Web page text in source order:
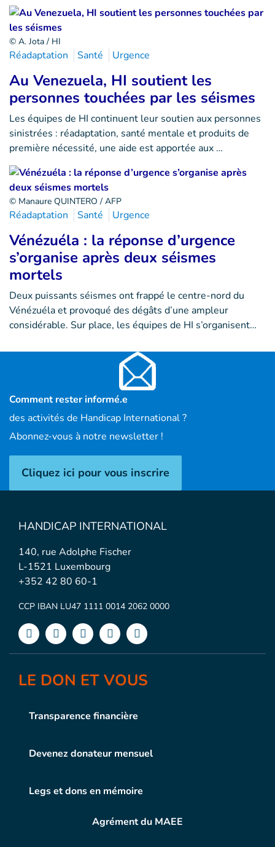
© A. Jota / HI
Réadaptation Santé Urgence
Au Venezuela, HI soutient les
personnes touchées par les séismes
Les équipes de HI continuent leur soutien aux personnes
sinistrées : réadaptation, santé mentale et produits de
première nécessité, une aide est apportée aux …
© Manaure QUINTERO / AFP
Réadaptation Santé Urgence
Vénézuéla : la réponse d’urgence
s’organise après deux séismes
mortels
Deux puissants séismes ont frappé le centre-nord du
Vénézuéla et provoqué des dégâts d’une ampleur
considérable. Sur place, les équipes de HI s’organisent…
Comment rester informé.e
des activités de Handicap International ?
Abonnez-vous à notre newsletter !
Cliquez ici pour vous inscrire
HANDICAP INTERNATIONAL
140, rue Adolphe Fischer
L-1521 Luxembourg
+352 42 80 60-1
CCP IBAN LU47 1111 0014 2062 0000
LE DON ET VOUS
Transparence financière
Devenez donateur mensuel
Legs et dons en mémoire
Agrément du MAEE